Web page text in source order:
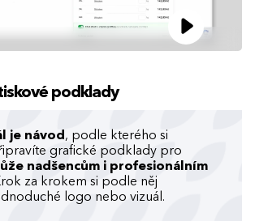
podklady
je návod , podle kterého si
grafické podklady pro
nadšencům i profesionálním
za krokem si podle něj
logo nebo vizuál.